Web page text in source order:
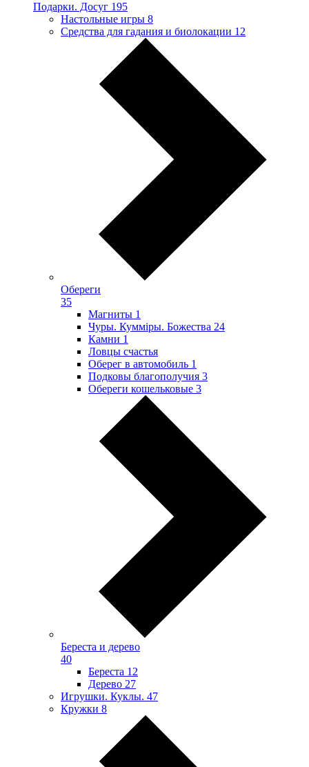
Подарки. Досуг 195
Настольные игры 8
Средства для гадания и биолокации 12
Обереги
35
Магниты 1
Чуры. Куммiры. Божества 24
Камни 1
Ловцы счастья
Оберег в автомобиль 1
Подковы благополучия 3
Обереги кошельковые 3
Береста и дерево
40
Береста 12
Дерево 27
Игрушки. Куклы. 47
Кружки 8